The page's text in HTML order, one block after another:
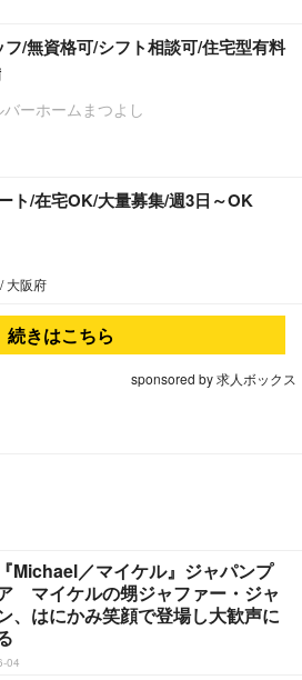
フ/無資格可/シフト相談可/住宅型有料
ーホームまつよし
ト/在宅OK/大量募集/週3日～OK
大阪府
続きはこちら
sponsored by 求人ボックス
Michael／マイケル』ジャパンプ
マイケルの甥ジャファー・ジャ
、はにかみ笑顔で登場し大歓声に
04